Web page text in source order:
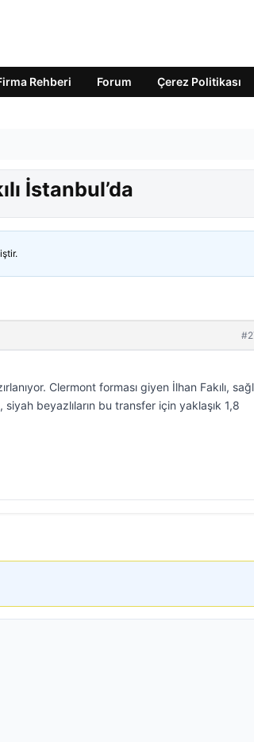
Rehberi Forum Çerez Politikası
İstanbul’da
Clermont forması giyen İlhan Fakılı,
beyazlıların bu transfer için yaklaşık 1,8